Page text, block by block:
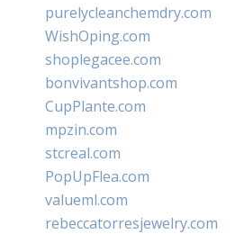
purelycleanchemdry.com
WishOping.com
shoplegacee.com
bonvivantshop.com
CupPlante.com
mpzin.com
stcreal.com
PopUpFlea.com
valueml.com
rebeccatorresjewelry.com